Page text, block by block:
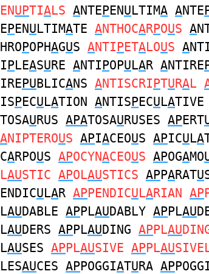
UPTIALS ANTEPENULTIMA ANTE
PENULTIMATE ANTHOCARPOUS A
POPHAGUS ANTIPETALOUS A
PLEASURE ANTIPOPULAR ANTIRE
PUBLICANS ANTISCRIPTURAL
PECULATION ANTISPECULATIVE
TOSAURUS APATOSAURUSES APERT
ANIPTEROUS APIACEOUS APICULA
ARPOUS APOCYNACEOUS APOGAMO
AUSTIC APOLAUSTICS APPARATU
ULAR APPENDICULARIAN AP
AUDABLE APPLAUDABLY APPLAU
AUDERS APPLAUDING APPLAU
AUSES APPLAUSIVE APPLAU
AUCES APPOGGIATURA AP